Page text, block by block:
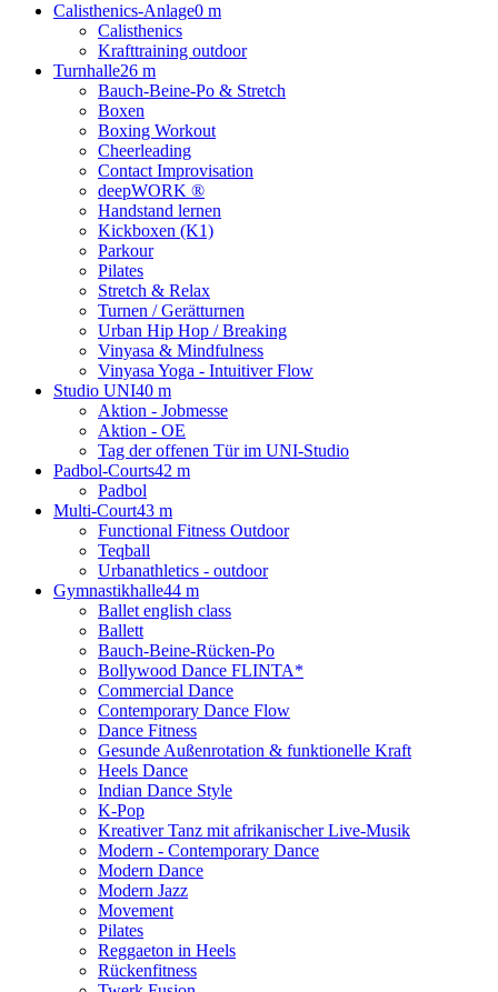
Calisthenics-Anlage0 m
Calisthenics
Krafttraining outdoor
Turnhalle26 m
Bauch-Beine-Po & Stretch
Boxen
Boxing Workout
Cheerleading
Contact Improvisation
deepWORK ®
Handstand lernen
Kickboxen (K1)
Parkour
Pilates
Stretch & Relax
Turnen / Gerätturnen
Urban Hip Hop / Breaking
Vinyasa & Mindfulness
Vinyasa Yoga - Intuitiver Flow
Studio UNI40 m
Aktion - Jobmesse
Aktion - OE
Tag der offenen Tür im UNI-Studio
Padbol-Courts42 m
Padbol
Multi-Court43 m
Functional Fitness Outdoor
Teqball
Urbanathletics - outdoor
Gymnastikhalle44 m
Ballet english class
Ballett
Bauch-Beine-Rücken-Po
Bollywood Dance FLINTA*
Commercial Dance
Contemporary Dance Flow
Dance Fitness
Gesunde Außenrotation & funktionelle Kraft
Heels Dance
Indian Dance Style
K-Pop
Kreativer Tanz mit afrikanischer Live-Musik
Modern - Contemporary Dance
Modern Dance
Modern Jazz
Movement
Pilates
Reggaeton in Heels
Rückenfitness